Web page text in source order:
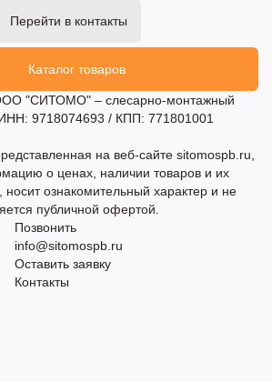
Перейти в контакты
Каталог товаров
"СИТОМО" – слесарно-монтажный
9718074693 / КПП: 771801001
на веб-сайте sitomospb.ru,
о ценах, наличии товаров и их
носит ознакомительный характер и не
публичной офертой.
Позвонить
info@sitomospb.ru
Оставить заявку
Контакты